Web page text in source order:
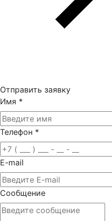
Отправить заявку
Имя *
Телефон *
E-mail
Сообщение